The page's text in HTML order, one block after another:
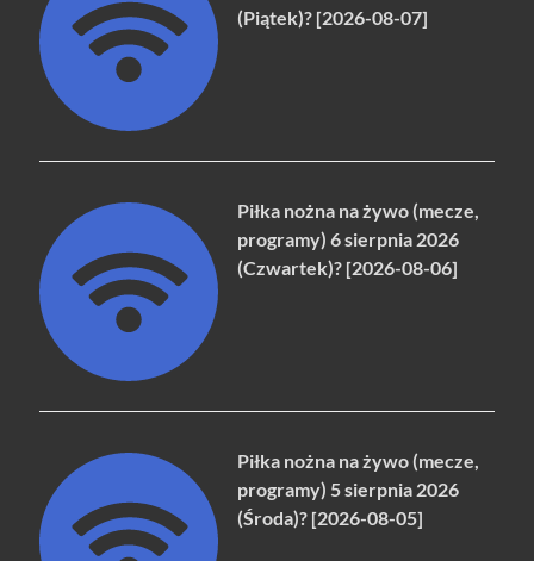
(Piątek)? [2026-08-07]
Piłka nożna na żywo (mecze,
programy) 6 sierpnia 2026
(Czwartek)? [2026-08-06]
Piłka nożna na żywo (mecze,
programy) 5 sierpnia 2026
(Środa)? [2026-08-05]